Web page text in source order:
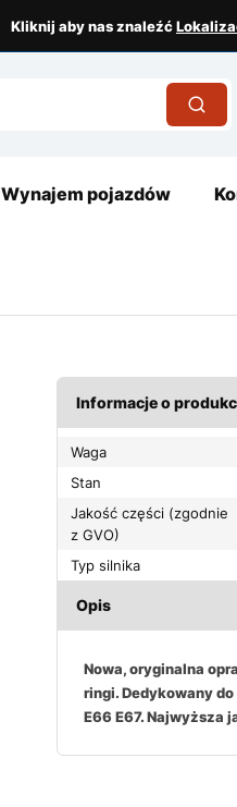
Kliknij aby nas znaleźć
Wynajem pojazdów
Informacje o
Waga
Stan
Jakość części (zgodnie
z GVO)
Typ silnika
Opis
Nowa, oryginalna
ringi. Dedykowany
E66 E67. Najwyższa